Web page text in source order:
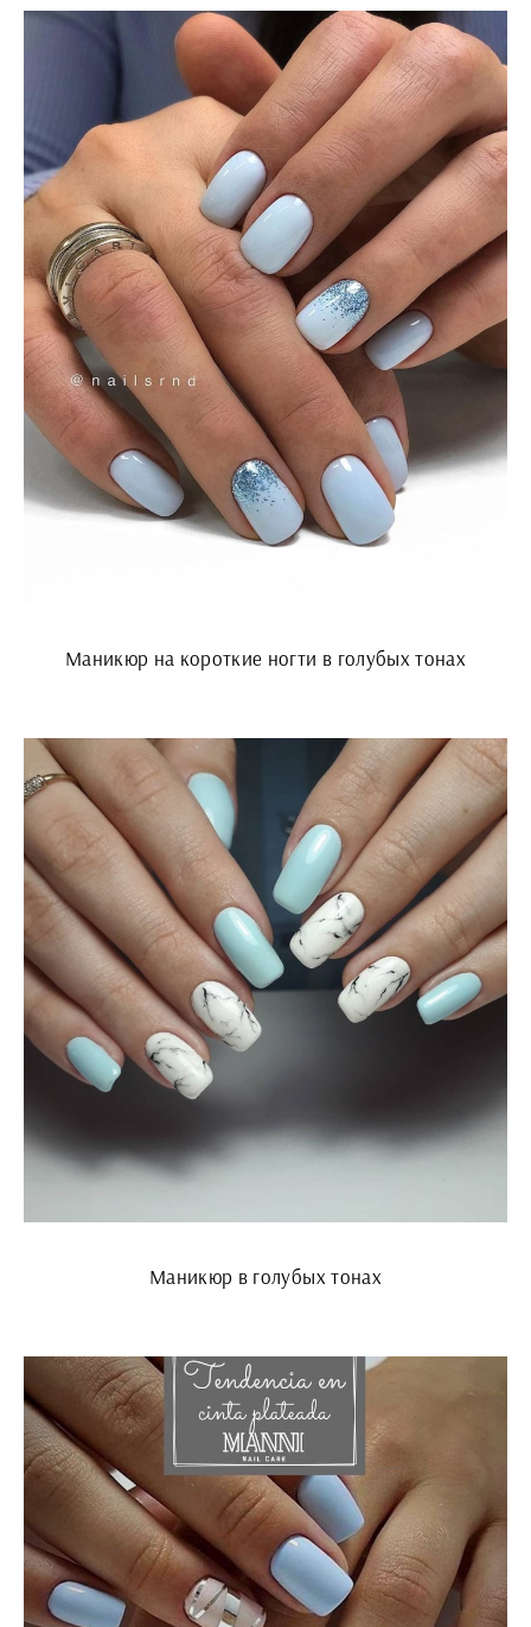
Маникюр на короткие ногти в голубых тонах
Маникюр в голубых тонах